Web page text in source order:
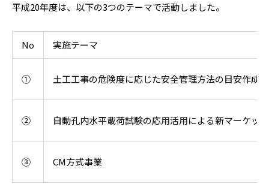
平成20年度は、以下の3つのテーマで活動しました。
No 実施テーマ
① 土工工事の危険度に応じた安全管理方法の目安作成
② 自動孔内水平載荷試験の応用活用による新マーケッ
③ CM方式事業